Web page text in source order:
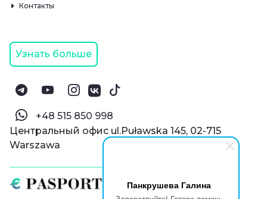
Панкрушева Галина
Контакты
Узнать больше
‪+48 515 850 998‬
Центральный офис ul.Puławska 145, 02-715
Warszawa